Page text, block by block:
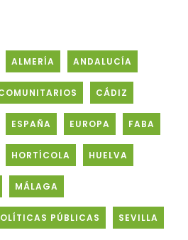
ALMERÍA ANDALUCÍA
CÁDIZ
ESPAÑA EUROPA FABA
HORTÍCOLA HUELVA
MÁLAGA
PÚBLICAS SEVILLA